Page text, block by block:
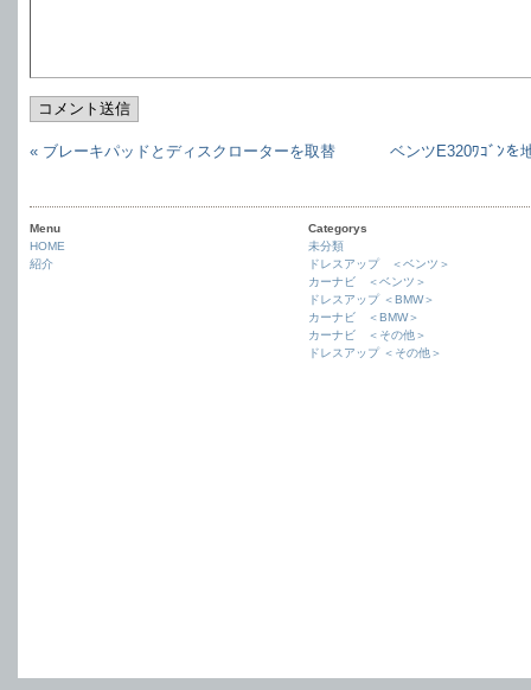
コメント送信
« ブレーキパッドとディスクローターを取替 ベンツE320ﾜｺﾞﾝを
Menu
HOME
紹介
Categorys
未分類
ドレスアップ ＜ベンツ＞
カーナビ ＜ベンツ＞
ドレスアップ ＜BMW＞
カーナビ ＜BMW＞
カーナビ ＜その他＞
ドレスアップ ＜その他＞